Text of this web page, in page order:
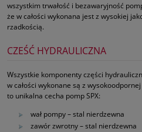
wszystkim trwałość i bezawaryjność
że w całości wykonana jest z wysokiej
rzadkością.
CZEŚĆ HYDRAULICZNA
Wszystkie komponenty części
w całości wykonane są z
to unikalna cecha pomp SPX:
wał pompy – stal nierdzewna
zawór zwrotny – stal nierdzewna